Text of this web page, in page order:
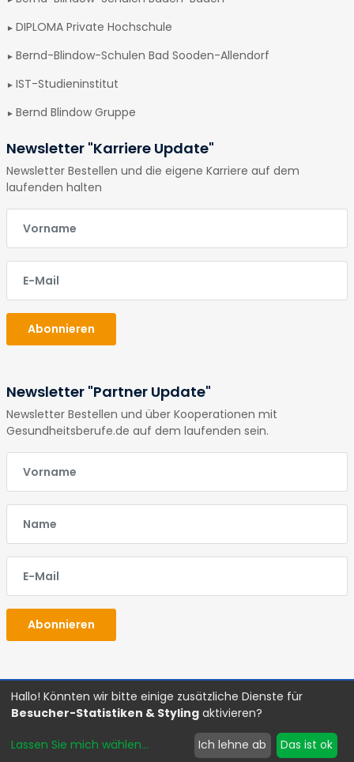
DIPLOMA Private Hochschule
Bernd-Blindow-Schulen Bad Sooden-Allendorf
IST-Studieninstitut
Bernd Blindow Gruppe
Newsletter "Karriere Update"
Newsletter Bestellen und die eigene Karriere auf dem
laufenden halten
Abonnieren
Newsletter "Partner Update"
Newsletter Bestellen und über Kooperationen mit
Gesundheitsberufe.de auf dem laufenden sein.
Abonnieren
Glossar Impressum Datenschutz AGBs
©Copyright 2026 Gesundheitsberufe
Hallo! Könnten wir bitte einige zusätzliche Dienste für
Besucher-Statistiken & Styling aktivieren?
Lassen Sie mich wählen... Ich lehne ab Das ist ok